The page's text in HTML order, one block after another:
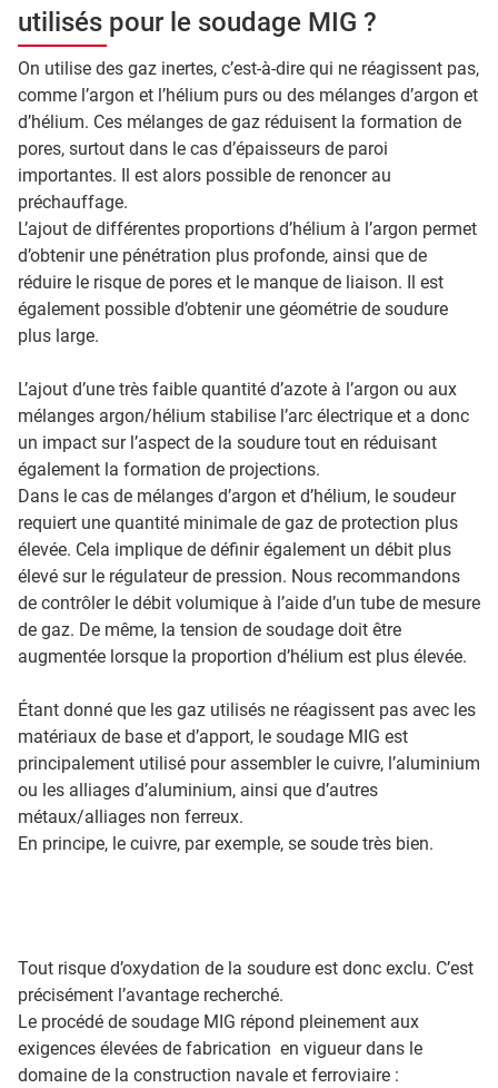
utilisés pour le soudage MIG ?
On utilise des gaz inertes, c’est-à-dire qui ne réagissent pas,
comme l’argon et l’hélium purs ou des mélanges d’argon et
d’hélium. Ces mélanges de gaz réduisent la formation de
pores, surtout dans le cas d’épaisseurs de paroi
importantes. Il est alors possible de renoncer au
préchauffage.
L’ajout de différentes proportions d’hélium à l’argon permet
d’obtenir une pénétration plus profonde, ainsi que de
réduire le risque de pores et le manque de liaison. Il est
également possible d’obtenir une géométrie de soudure
plus large.
L’ajout d’une très faible quantité d’azote à l’argon ou aux
mélanges argon/hélium stabilise l’arc électrique et a donc
un impact sur l’aspect de la soudure tout en réduisant
également la formation de projections.
Dans le cas de mélanges d’argon et d’hélium, le soudeur
requiert une quantité minimale de gaz de protection plus
élevée. Cela implique de définir également un débit plus
élevé sur le régulateur de pression. Nous recommandons
de contrôler le débit volumique à l’aide d’un tube de mesure
de gaz. De même, la tension de soudage doit être
augmentée lorsque la proportion d’hélium est plus élevée.
Étant donné que les gaz utilisés ne réagissent pas avec les
matériaux de base et d’apport, le soudage MIG est
principalement utilisé pour assembler le cuivre, l’aluminium
ou les alliages d’aluminium, ainsi que d’autres
métaux/alliages non ferreux.
En principe, le cuivre, par exemple, se soude très bien.
Tout risque d’oxydation de la soudure est donc exclu. C’est
précisément l’avantage recherché.
Le procédé de soudage MIG répond pleinement aux
exigences élevées de fabrication en vigueur dans le
domaine de la construction navale et ferroviaire :